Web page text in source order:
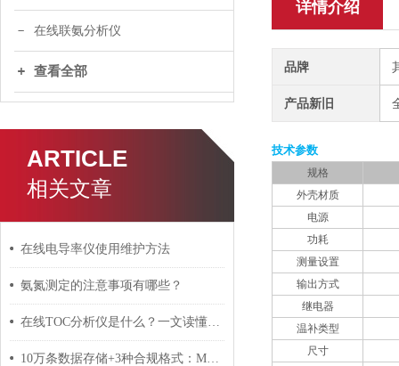
在线联氨分析仪
查看全部
ARTICLE
相关文章
在线电导率仪使用维护方法
氨氮测定的注意事项有哪些？
在线TOC分析仪是什么？一文读懂总有机碳检测的原理与应用
10万条数据存储+3种合规格式：MPG-6099DPD如何破解水质监测数据管理难题
详情介绍
品牌
产品新旧
技术参数
规格
外壳材质
电源
功耗
测量设置
输出方式
继电器
温补类型
尺寸